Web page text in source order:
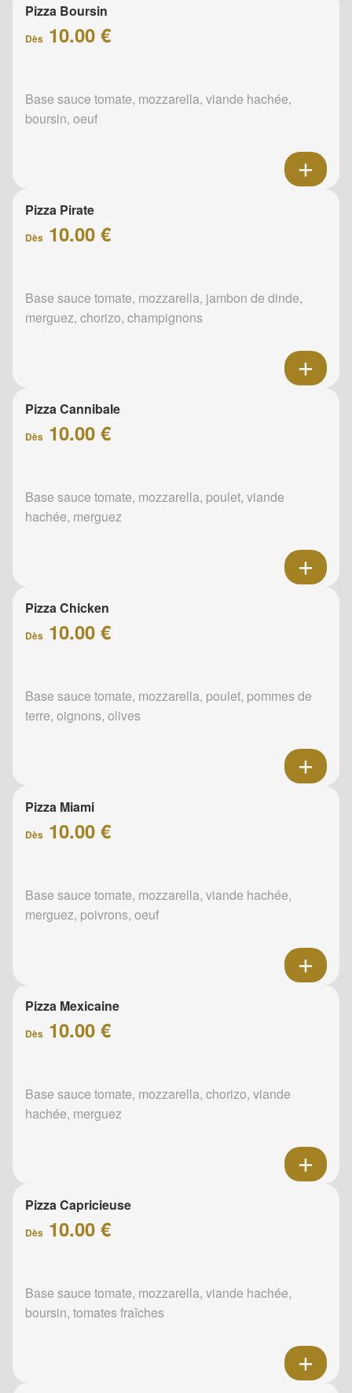
Pizza Boursin
Dès 10.00 €
Base sauce tomate, mozzarella, viande hachée,
boursin, oeuf
Pizza Pirate
Dès 10.00 €
Base sauce tomate, mozzarella, jambon de dinde,
merguez, chorizo, champignons
Pizza Cannibale
Dès 10.00 €
Base sauce tomate, mozzarella, poulet, viande
hachée, merguez
Pizza Chicken
Dès 10.00 €
Base sauce tomate, mozzarella, poulet, pommes de
terre, oignons, olives
Pizza Miami
Dès 10.00 €
Base sauce tomate, mozzarella, viande hachée,
merguez, poivrons, oeuf
Pizza Mexicaine
Dès 10.00 €
Base sauce tomate, mozzarella, chorizo, viande
hachée, merguez
Pizza Capricieuse
Dès 10.00 €
Base sauce tomate, mozzarella, viande hachée,
boursin, tomates fraîches